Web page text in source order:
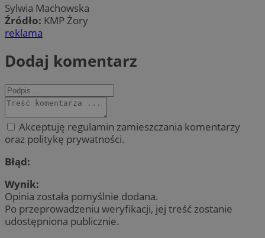
Sylwia Machowska
Źródło: KMP Żory
reklama
Dodaj komentarz
Akceptuję regulamin zamieszczania komentarzy
oraz politykę prywatności.
Błąd:
Wynik:
Opinia została pomyślnie dodana.
Po przeprowadzeniu weryfikacji, jej treść zostanie
udostępniona publicznie.